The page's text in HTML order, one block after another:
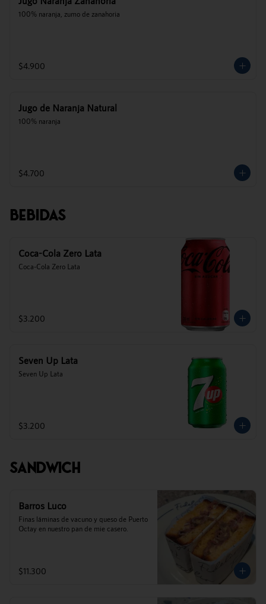
100% naranja, zumo de zanahoria
$4.900
Jugo de Naranja Natural
100% naranja
$4.700
Bebidas
Coca-Cola Zero Lata
Coca-Cola Zero Lata
$3.200
Seven Up Lata
Seven Up Lata
$3.200
Sandwich
Barros Luco
Finas láminas de vacuno y queso de Puerto
Octay en nuestro pan de mie casero.
$11.300